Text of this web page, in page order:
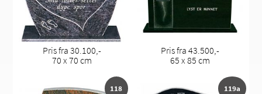
Pris fra 30.100,-
70 x 70 cm
Pris fra 43.500,-
65 x 85 cm
118 119a